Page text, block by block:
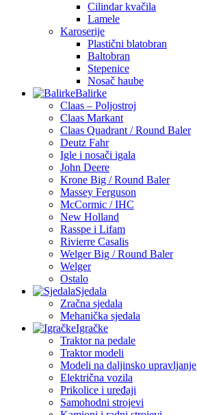
Cilindar kvačila
Lamele
Karoserije
Plastični blatobran
Baltobran
Stepenice
Nosač haube
Balirke
Claas – Poljostroj
Claas Markant
Claas Quadrant / Round Baler
Deutz Fahr
Igle i nosači igala
John Deere
Krone Big / Round Baler
Massey Ferguson
McCormic / IHC
New Holland
Rasspe i Lifam
Rivierre Casalis
Welger Big / Round Baler
Welger
Ostalo
Sjedala
Zračna sjedala
Mehanička sjedala
Igračke
Traktor na pedale
Traktor modeli
Modeli na daljinsko upravljanje
Električna vozila
Prikolice i uređaji
Samohodni strojevi